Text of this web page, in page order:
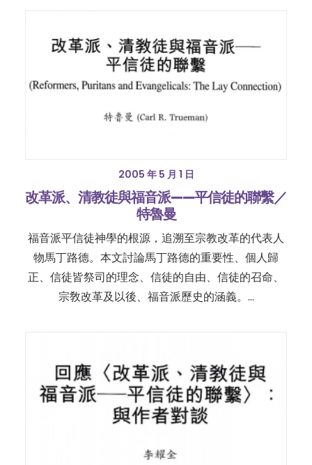
2005 年 5 月 1 日
改革派、清教徒與福音派——平信徒的聯繫／
特魯曼
福音派平信徒神學的根源，追溯至宗教改革的代表人
物馬丁路德。本文討論馬丁路德的重要性、個人歸
正、信徒皆祭司的理念、信徒的自由、信徒的召命、
宗敎改革及以後、福音派歷史的涵義。…